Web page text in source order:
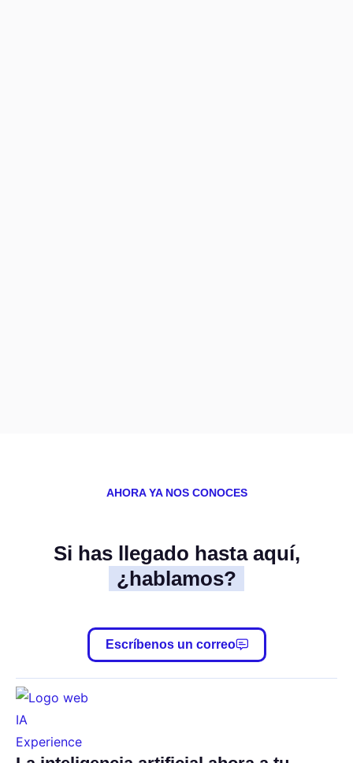
AHORA YA NOS CONOCES
Si has llegado hasta aquí,
¿hablamos?
Escríbenos un correo